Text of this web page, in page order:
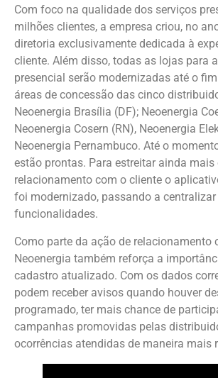
Com foco na qualidade dos serviços
milhões clientes, a empresa criou, no
diretoria exclusivamente dedicada à
cliente. Além disso, todas as lojas para
presencial serão modernizadas até o
áreas de concessão das cinco
Neoenergia Brasília (DF); Neoenergia
Neoenergia Cosern (RN), Neoenergia
Neoenergia Pernambuco. Até o
estão prontas. Para estreitar ainda mais
relacionamento com o cliente o
foi modernizado, passando a centralizar
funcionalidades.
Como parte da ação de relacionamento
Neoenergia também reforça a
cadastro atualizado. Com os dados
podem receber avisos quando houver
programado, ter mais chance de
campanhas promovidas pelas
ocorrências atendidas de maneira mais